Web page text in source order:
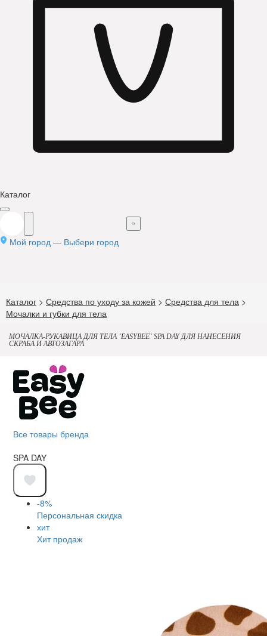
Каталог
Мой город — Выбери город
Каталог > Средства по уходу за кожей > Средства для тела >
Мочалки и губки для тела
МОЧАЛКА-РУКАВИЦА ДЛЯ ТЕЛА `EASYBEE` SPA DAY ДЛЯ НАНЕСЕНИЯ
СКРАБА И АВТОЗАГАРА
Все товары бренда
SPA DAY
-8%
Персональная скидка
хит
Хит продаж